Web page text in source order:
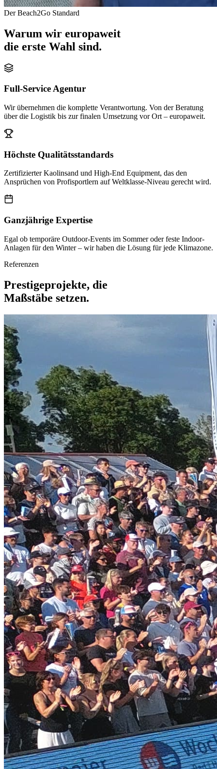
Der Beach2Go Standard
Warum wir europaweit
die erste Wahl sind.
Full-Service Agentur
Wir übernehmen die komplette Verantwortung. Von der Beratung
über die Logistik bis zur finalen Umsetzung vor Ort – europaweit.
Höchste Qualitätsstandards
Zertifizierter Kaolinsand und High-End Equipment, das den
Ansprüchen von Profisportlern auf Weltklasse-Niveau gerecht wird.
Ganzjährige Expertise
Egal ob temporäre Outdoor-Events im Sommer oder feste Indoor-
Anlagen für den Winter – wir haben die Lösung für jede Klimazone.
Referenzen
Prestigeprojekte, die
Maßstäbe setzen.